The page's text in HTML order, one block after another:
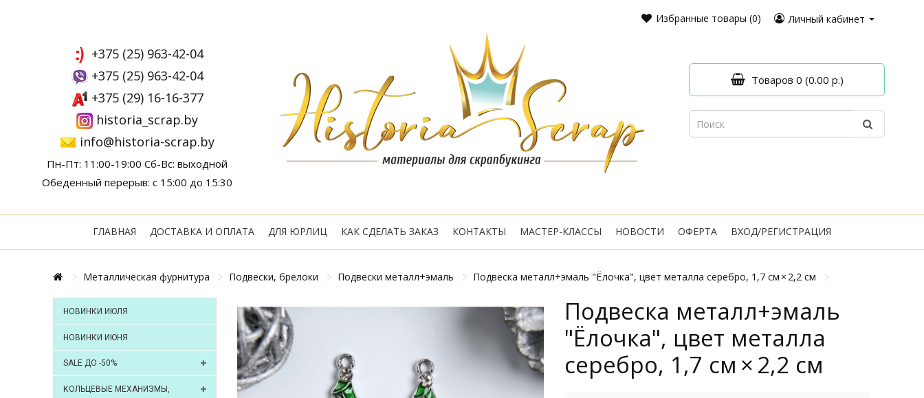
Избранные товары (0) Личный кабинет
+375 (25) 963-42-04
+375 (25) 963-42-04
+375 (29) 16-16-377
historia_scrap.by
info@historia-scrap.by
Пн-Пт: 11:00-19:00 Сб-Вс: выходной
Обеденный перерыв: с 15:00 до 15:30
Товаров 0 (0.00 р.)
ГЛАВНАЯ ДОСТАВКА И ОПЛАТА ДЛЯ ЮРЛИЦ КАК СДЕЛАТЬ ЗАКАЗ КОНТАКТЫ МАСТЕР-КЛАССЫ НОВОСТИ ОФЕРТА ВХОД/РЕГИСТРАЦИЯ
Металлическая фурнитура Подвески, брелоки Подвески металл+эмаль Подвеска металл+эмаль "Ёлочка", цвет металла серебро, 1,7 см × 2,2 см
НОВИНКИ ИЮЛЯ
НОВИНКИ ИЮНЯ
SALE ДО -50%
КОЛЬЦЕВЫЕ МЕХАНИЗМЫ,
Подвеска металл+эмаль
"Ёлочка", цвет металла
серебро, 1,7 см × 2,2 см